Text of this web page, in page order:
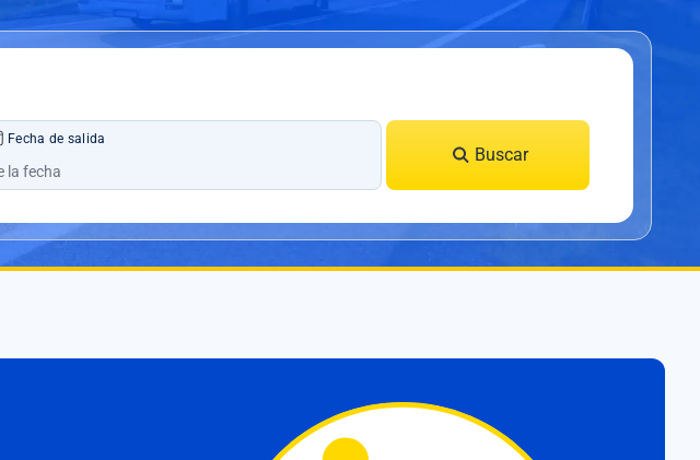
Fecha de salida
Buscar